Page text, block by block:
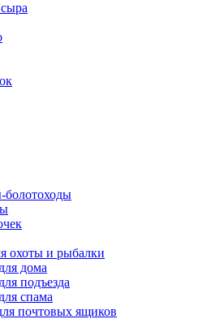
охоты и рыбалки
дома
подъезда
спама
почтовых ящиков